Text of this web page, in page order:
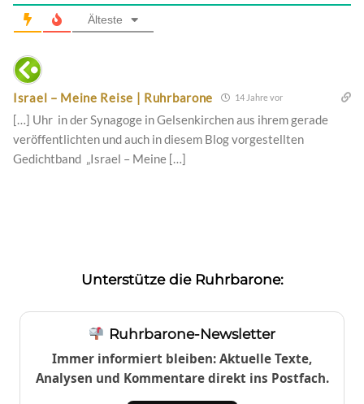
Älteste
Israel – Meine Reise | Ruhrbarone 14 Jahre vor
[…] Uhr in der Synagoge in Gelsenkirchen aus ihrem gerade
veröffentlichten und auch in diesem Blog vorgestellten
Gedichtband „Israel – Meine […]
Unterstütze die Ruhrbarone:
Ruhrbarone-Newsletter
Immer informiert bleiben: Aktuelle Texte,
Analysen und Kommentare direkt ins Postfach.